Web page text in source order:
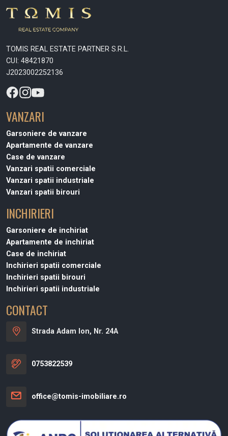
TOMIS REAL ESTATE PARTNER S.R.L.
CUI: 48421870
J2023002252136
VANZARI
Garsoniere de vanzare
Apartamente de vanzare
Case de vanzare
Vanzari spatii comerciale
Vanzari spatii industriale
Vanzari spatii birouri
INCHIRIERI
Garsoniere de inchiriat
Apartamente de inchiriat
Case de inchiriat
Inchirieri spatii comerciale
Inchirieri spatii birouri
Inchirieri spatii industriale
CONTACT
Strada Adam Ion, Nr. 24A
0753822539
office@tomis-imobiliare.ro